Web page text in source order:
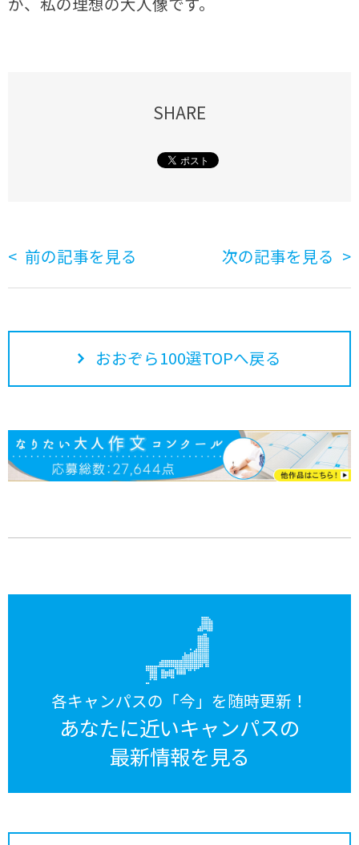
SHARE
前の記事を見る 次の記事を見る
おおぞら100選TOPへ戻る
各キャンパスの「今」を随時更新！
あなたに近いキャンパスの
最新情報を見る